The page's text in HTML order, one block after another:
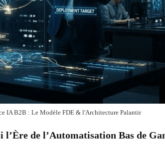
IA B2B : Le Modèle FDE & l'Architecture Palantir
de l’Automatisation Bas de